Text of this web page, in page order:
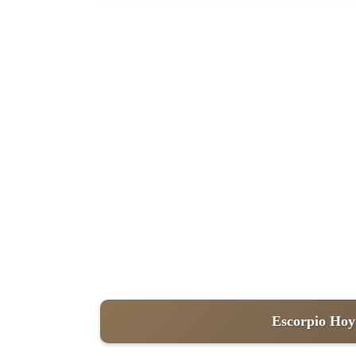
Escorpio Hoy